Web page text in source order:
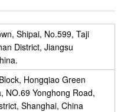
Shipai, No.599, Taji
District, Jiangsu
Hongqiao Green
NO.69 Yonghong Road,
Shanghai, China